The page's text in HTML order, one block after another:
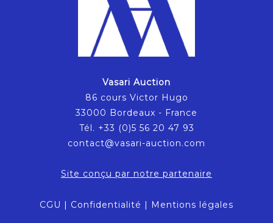
Vasari Auction
86 cours Victor Hugo
33000 Bordeaux - France
Tél. +33 (0)5 56 20 47 93
contact@vasari-auction.com
Site conçu par notre partenaire
CGU | Confidentialité | Mentions légales